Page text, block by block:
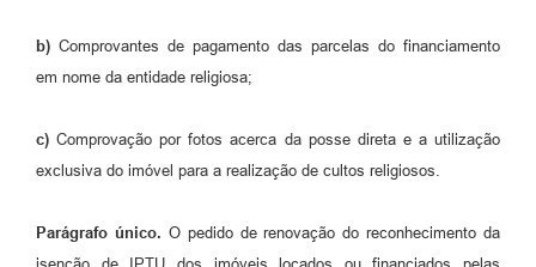
b) Comprovantes de pagamento das parcelas do financiamento
em nome da entidade religiosa;
c)Comprovação por fotos acerca da posse direta e a utilização
exclusiva do imóvel para a realização de cultos religiosos.
Parágrafo único. O pedido de renovação do reconhecimento da